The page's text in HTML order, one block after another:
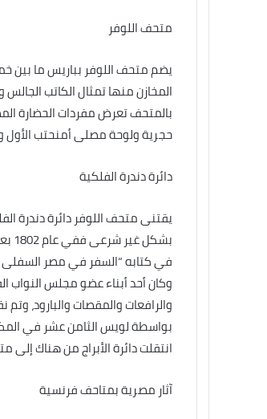
متحف اللوفر
المخازن منها تمثال الكاتب
بالمتحف تعرض مفردات الحضارة
حجرية ولوحة مصلى أمنحتب الأول
دائرة دندرة الفلكية
يقتنى متحف اللوفر دائرة دندرة
في كتابه “السفر في مصر السفلى
وكان أحد أبناء عضو مجلس النواب
انتقلت دائرة الأبراج من هناك إلى
آثار مصرية بمتاحف فرنسية